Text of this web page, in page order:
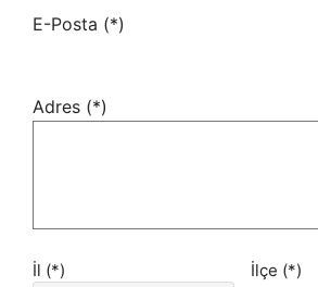
E-Posta (*)
Adres (*)
İl (*) İlçe (*)